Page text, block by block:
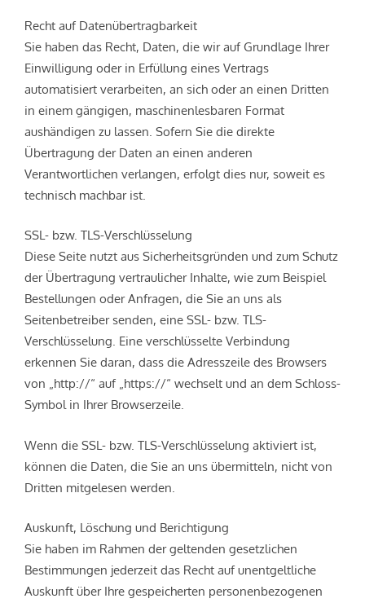
Recht auf Daten­übertrag­barkeit
Sie haben das Recht, Daten, die wir auf Grundlage Ihrer
Einwilligung oder in Erfüllung eines Vertrags
automatisiert verarbeiten, an sich oder an einen Dritten
in einem gängigen, maschinenlesbaren Format
aushändigen zu lassen. Sofern Sie die direkte
Übertragung der Daten an einen anderen
Verantwortlichen verlangen, erfolgt dies nur, soweit es
technisch machbar ist.
SSL- bzw. TLS-Verschlüsselung
Diese Seite nutzt aus Sicherheitsgründen und zum Schutz
der Übertragung vertraulicher Inhalte, wie zum Beispiel
Bestellungen oder Anfragen, die Sie an uns als
Seitenbetreiber senden, eine SSL- bzw. TLS-
Verschlüsselung. Eine verschlüsselte Verbindung
erkennen Sie daran, dass die Adresszeile des Browsers
von „http://“ auf „https://“ wechselt und an dem Schloss-
Symbol in Ihrer Browserzeile.
Wenn die SSL- bzw. TLS-Verschlüsselung aktiviert ist,
können die Daten, die Sie an uns übermitteln, nicht von
Dritten mitgelesen werden.
Auskunft, Löschung und Berichtigung
Sie haben im Rahmen der geltenden gesetzlichen
Bestimmungen jederzeit das Recht auf unentgeltliche
Auskunft über Ihre gespeicherten personenbezogenen